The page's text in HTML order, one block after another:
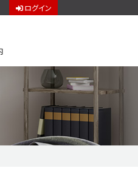
ログイン
報保護方針